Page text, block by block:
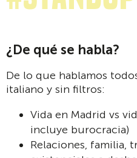
¿De qué se habla?
De lo que hablamos
italiano y sin filtros:
Vida en Madrid vs
incluye burocracia)
Relaciones, familia,